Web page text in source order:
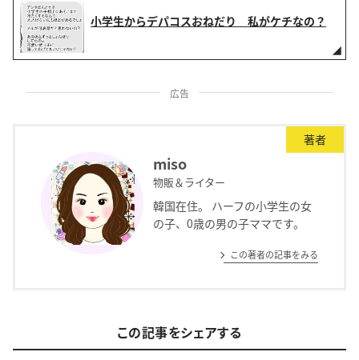
小学生からデパコスおねだり 私がケチなの？
広告
著者
miso
物販＆ライター
韓国在住。 ハーフの小学生の女
の子、0歳の男の子ママです。
この著者の記事をみる
この記事をシェアする